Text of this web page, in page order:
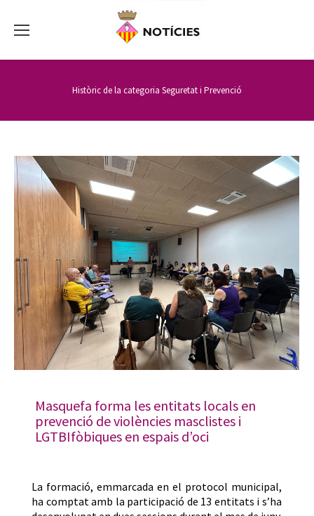
Històric de la categoria Seguretat i Prevenció
Masquefa forma les entitats locals en
prevenció de violències masclistes i
LGTBIfòbiques en espais d’oci
La formació, emmarcada en el protocol municipal,
ha comptat amb la participació de 13 entitats i s’ha